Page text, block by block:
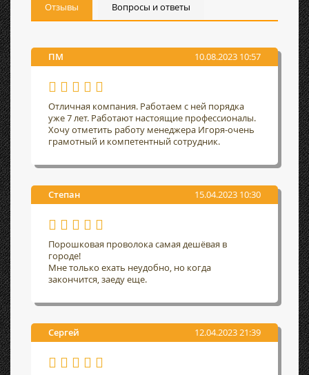
Отзывы Вопросы и ответы
ПМ 10.08.2023 10:57
Отличная компания. Работаем с ней порядка
уже 7 лет. Работают настоящие профессионалы.
Хочу отметить работу менеджера Игоря-очень
грамотный и компетентный сотрудник.
Степан 15.04.2023 10:30
Порошковая проволока самая дешёвая в
городе!
Мне только ехать неудобно, но когда
закончится, заеду еще.
Сергей 12.04.2023 21:39